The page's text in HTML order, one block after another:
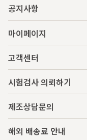
공지사항
마이페이지
고객센터
시험검사 의뢰하기
제조상담문의
해외 배송료 안내